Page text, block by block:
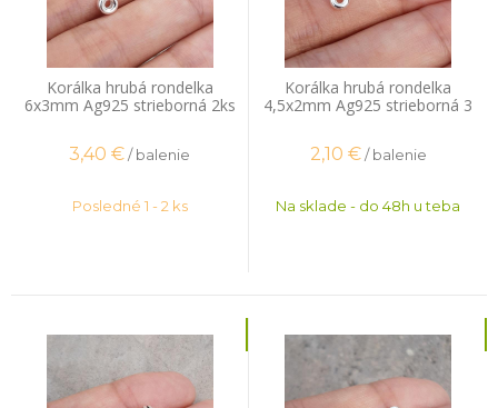
Korálka hrubá rondelka
6x3mm Ag925 strieborná 2ks
3,40 €/ balenie
Posledné 1 - 2 ks
Korálka hrubá rondelka
4,5x2mm Ag925 strieborná 3
2,10 € / balenie
Na sklade - do 48h u teba